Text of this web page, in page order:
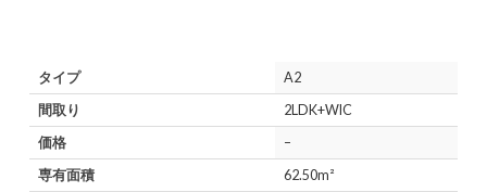
タイプ
A2
間取り
2LDK+WIC
価格
–
専有面積
62.50m²